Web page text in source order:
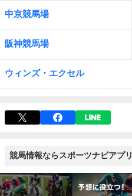
中京競馬場
阪神競馬場
ウィンズ・エクセル
競馬情報ならスポーツナビアプリ